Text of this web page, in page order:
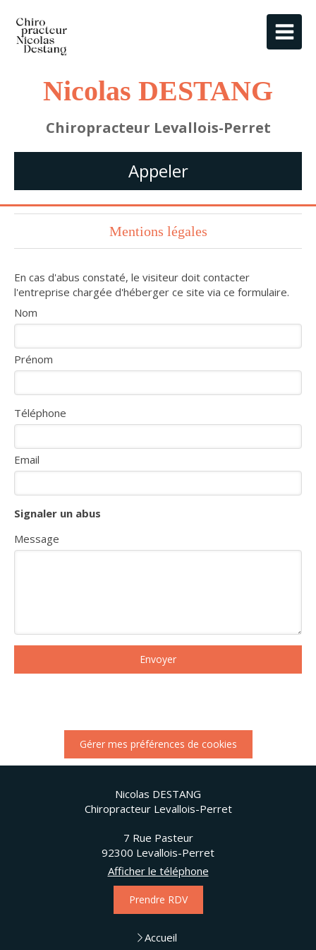
Nicolas DESTANG
Chiropracteur Levallois-Perret
Appeler
Mentions légales
En cas d'abus constaté, le visiteur doit contacter
l'entreprise chargée d'héberger ce site via ce formulaire.
Nom
Prénom
Téléphone
Email
Signaler un abus
Message
Envoyer
Gérer mes préférences de cookies
Nicolas DESTANG
Chiropracteur Levallois-Perret
7 Rue Pasteur
92300 Levallois-Perret
Afficher le téléphone
Prendre RDV
Accueil